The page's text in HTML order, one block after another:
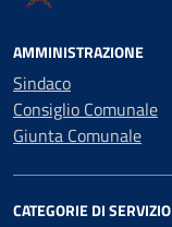
AMMINISTRAZIONE
Sindaco
Consiglio Comunale
Giunta Comunale
CATEGORIE DI SERVIZIO